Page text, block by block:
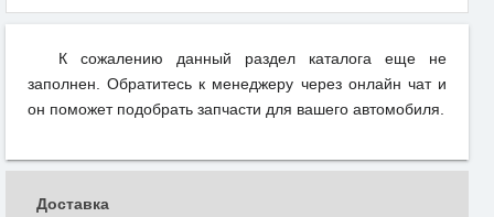
К сожалению данный раздел каталога еще не
заполнен. Обратитесь к менеджеру через онлайн чат и
он поможет подобрать запчасти для вашего автомобиля.
Доставка